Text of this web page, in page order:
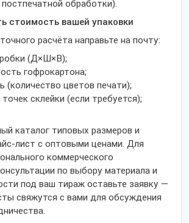
обработки).
стоимость вашей упаковки
расчёта направьте на почту:
(Д×Ш×В);
гофрокартона;
(количество цветов печати);
склейки (если требуется);
каталог типовых размеров и
лист с оптовыми ценами. Для
коммерческого
по выбору материала и
под ваш тираж оставьте заявку —
свяжутся с вами для обсуждения